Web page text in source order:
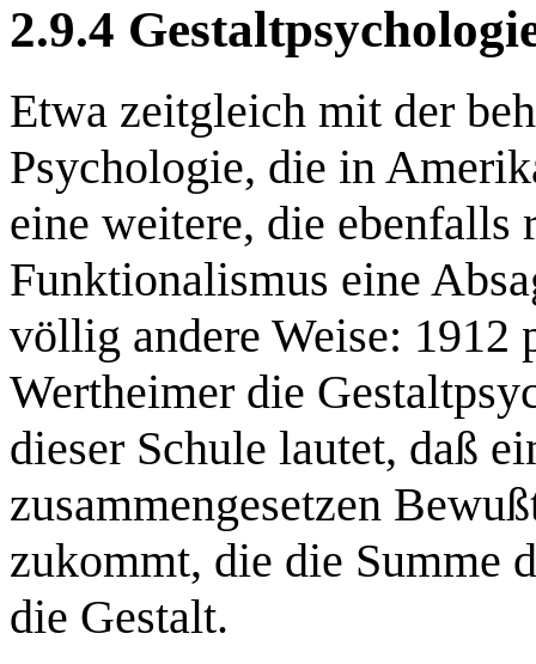
2.9.4
Etwa zeitgleich mit der
Psychologie, die in
eine weitere, die
Funktionalismus eine
völlig andere Weise: 1912
Wertheimer die
dieser Schule lautet, daß
zusammengesetzen
zukommt, die die Summe
die Gestalt.